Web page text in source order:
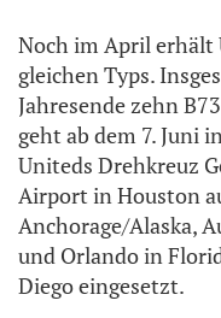
Noch im April erhält
gleichen Typs.
Jahresende zehn
geht ab dem 7. Juni
Uniteds Drehkreuz
Airport in Houston
Anchorage/Alaska,
und Orlando in
Diego eingesetzt.